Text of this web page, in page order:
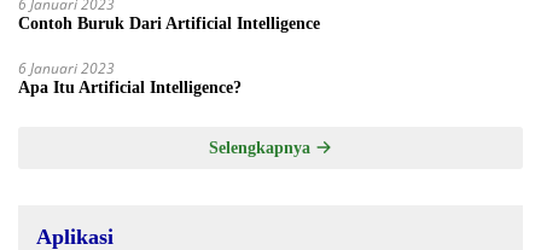
Contoh Buruk Dari Artificial Intelligence
6 Januari 2023
Apa Itu Artificial Intelligence?
Selengkapnya
Aplikasi